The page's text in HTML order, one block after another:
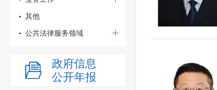
其他
公共法律服务领域
政府信息
公开年报